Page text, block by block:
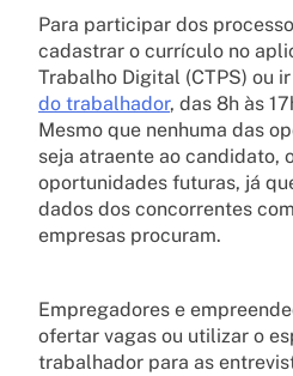
Para participar dos
cadastrar o currículo no
Trabalho Digital (CTPS) ou
do trabalhador, das 8h às
Mesmo que nenhuma das
seja atraente ao candidato,
oportunidades futuras, já
dados dos concorrentes
empresas procuram.
Empregadores e
ofertar vagas ou utilizar o
trabalhador para as